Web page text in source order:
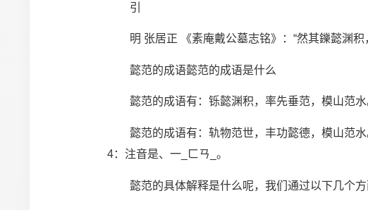
引
明 张居正 《素庵戴公墓志铭》：“然其鑠懿渊积
懿范的成语懿范的成语是什么
懿范的成语有：铄懿渊积，率先垂范，模山范水
懿范的成语有：轨物范世，丰功懿德，模山范水
4：注音是、一_ㄈㄢ_。
懿范的具体解释是什么呢，我们通过以下几个方